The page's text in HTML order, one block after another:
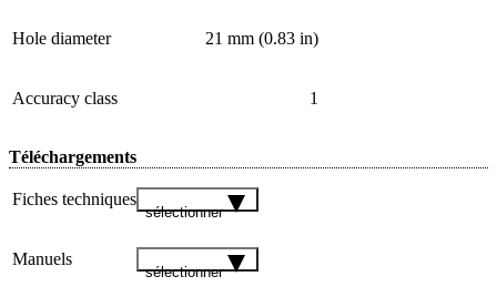
Hole diameter 21 mm (0.83 in)
Accuracy class 1
Téléchargements
Fiches techniques
sélectionner
Manuels
sélectionner